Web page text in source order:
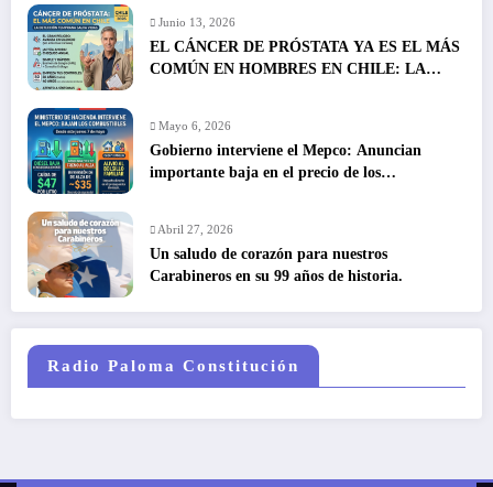
Junio 13, 2026
EL CÁNCER DE PRÓSTATA YA ES EL MÁS
COMÚN EN HOMBRES EN CHILE: LA
Mayo 6, 2026
Gobierno interviene el Mepco: Anuncian
importante baja en el precio de los
Abril 27, 2026
Un saludo de corazón para nuestros
Carabineros en su 99 años de historia.
Radio Paloma Constitución